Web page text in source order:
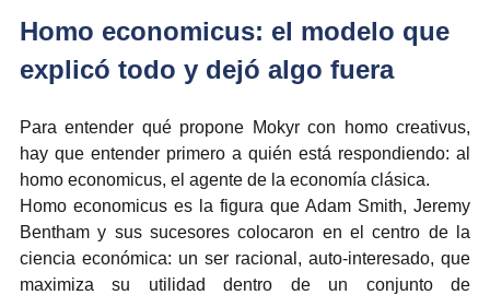
Homo economicus: el modelo que
explicó todo y dejó algo fuera
Para entender qué propone Mokyr con homo creativus,
hay que entender primero a quién está respondiendo: al
homo economicus, el agente de la economía clásica.
Homo economicus es la figura que Adam Smith, Jeremy
Bentham y sus sucesores colocaron en el centro de la
ciencia económica: un ser racional, auto-interesado, que
maximiza su utilidad dentro de un conjunto de